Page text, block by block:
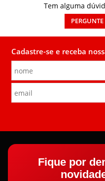
Tem alguma
Cadastre-se e receba
Fique por